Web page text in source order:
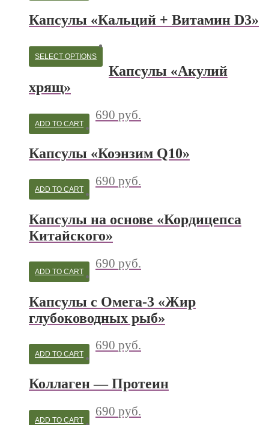
Капсулы «Кальций + Витамин D3»
SELECT OPTIONS
Капсулы «Акулий
хрящ»
690 руб.
ADD TO CART
Капсулы «Коэнзим Q10»
690 руб.
ADD TO CART
Капсулы на основе «Кордицепса
Китайского»
690 руб.
ADD TO CART
Капсулы с Омега-3 «Жир
глубоководных рыб»
690 руб.
ADD TO CART
Коллаген — Протеин
690 руб.
ADD TO CART